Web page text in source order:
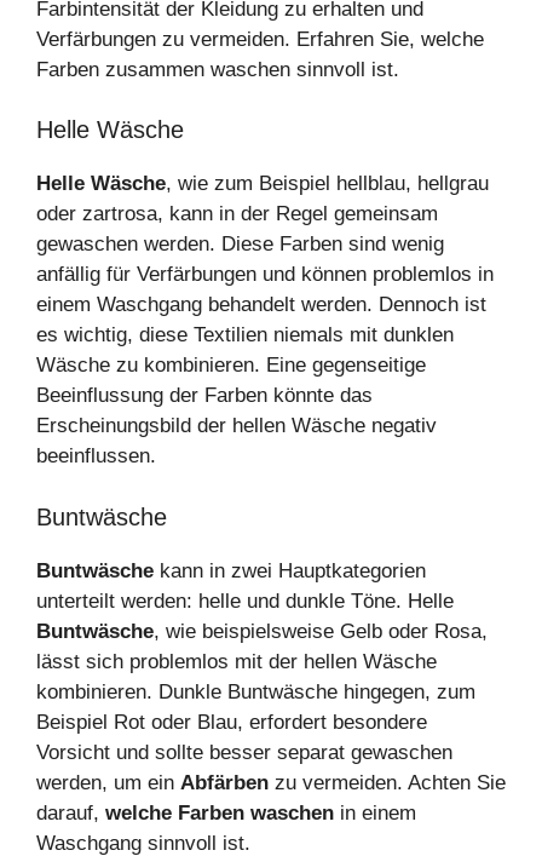
Farbintensität der Kleidung zu erhalten und
Verfärbungen zu vermeiden. Erfahren Sie, welche
Farben zusammen waschen sinnvoll ist.
Helle Wäsche
Helle Wäsche, wie zum Beispiel hellblau, hellgrau
oder zartrosa, kann in der Regel gemeinsam
gewaschen werden. Diese Farben sind wenig
anfällig für Verfärbungen und können problemlos in
einem Waschgang behandelt werden. Dennoch ist
es wichtig, diese Textilien niemals mit dunklen
Wäsche zu kombinieren. Eine gegenseitige
Beeinflussung der Farben könnte das
Erscheinungsbild der hellen Wäsche negativ
beeinflussen.
Buntwäsche
Buntwäsche kann in zwei Hauptkategorien
unterteilt werden: helle und dunkle Töne. Helle
Buntwäsche, wie beispielsweise Gelb oder Rosa,
lässt sich problemlos mit der hellen Wäsche
kombinieren. Dunkle Buntwäsche hingegen, zum
Beispiel Rot oder Blau, erfordert besondere
Vorsicht und sollte besser separat gewaschen
werden, um ein Abfärben zu vermeiden. Achten Sie
darauf, welche Farben waschen in einem
Waschgang sinnvoll ist.